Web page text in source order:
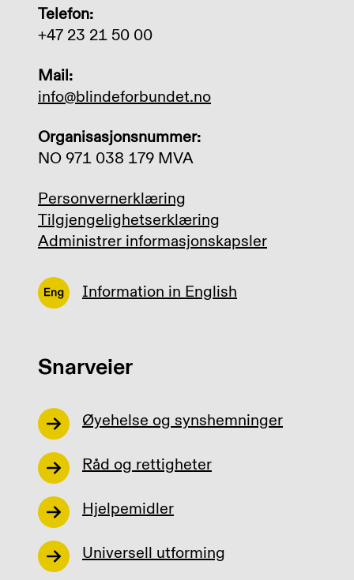
Telefon:
+47 23 21 50 00
Mail:
info@blindeforbundet.no
Organisasjonsnummer:
NO 971 038 179 MVA
Personvernerklæring
Tilgjengelighetserklæring
Administrer informasjonskapsler
Information in English
Snarveier
Øyehelse og synshemninger
Råd og rettigheter
Hjelpemidler
Universell utforming